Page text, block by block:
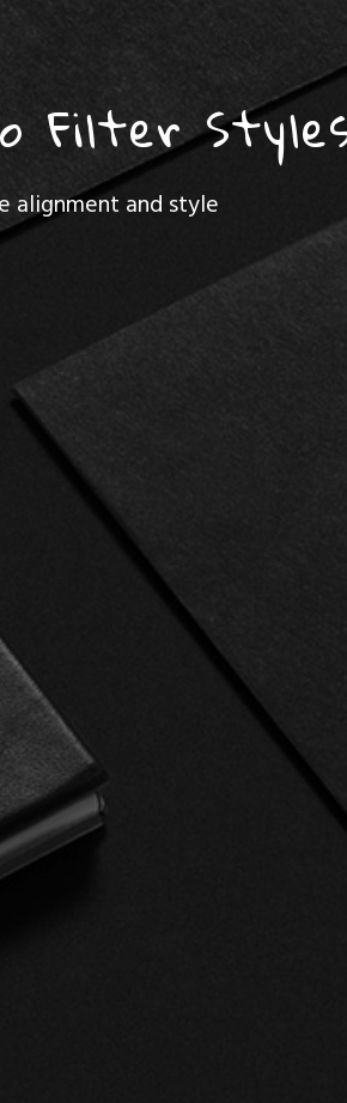
Filter
alignment and style